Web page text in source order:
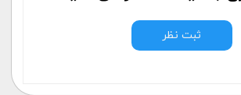
ثبت نظر